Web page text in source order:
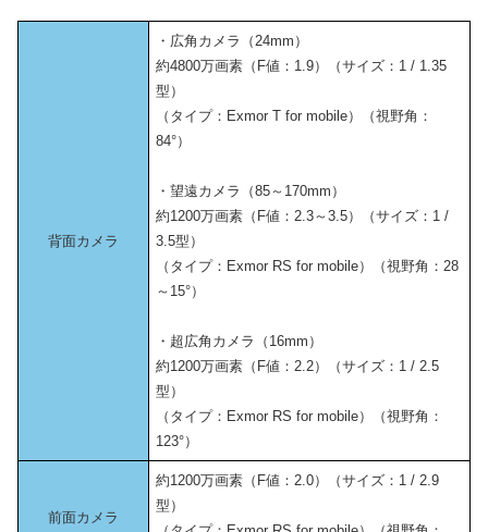
背面カメラ
・広角カメラ（24mm）
約4800万画素（F値：1.9）（サイズ：1 / 1.35
型）
（タイプ：Exmor T for mobile）（視野角：
84°）
・望遠カメラ（85～170mm）
約1200万画素（F値：2.3～3.5）（サイズ：1 /
3.5型）
（タイプ：Exmor RS for mobile）（視野角：28
～15°）
・超広角カメラ（16mm）
約1200万画素（F値：2.2）（サイズ：1 / 2.5
型）
（タイプ：Exmor RS for mobile）（視野角：
123°）
前面カメラ
約1200万画素（F値：2.0）（サイズ：1 / 2.9
型）